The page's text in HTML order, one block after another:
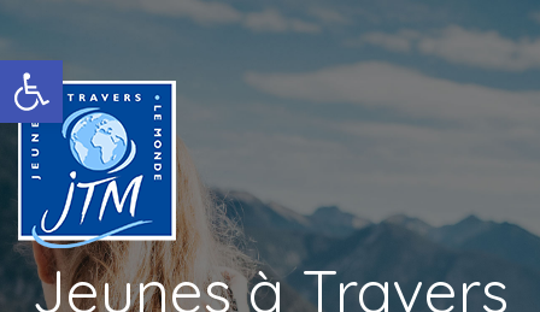
Ouvrir la barre d’outils
Jeunes à Travers